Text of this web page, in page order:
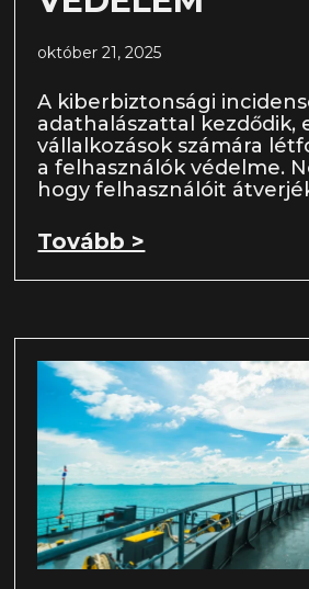
október 21, 2025
A kiberbiztonsági
adathalászattal kezdődik,
vállalkozások számára
a felhasználók védelme.
hogy felhasználóit
Tovább >